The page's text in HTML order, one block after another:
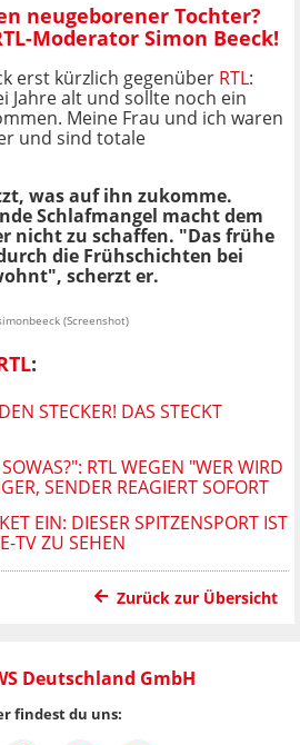
neugeborener Tochter?
Moderator Simon Beeck!
erst kürzlich gegenüber RTL:
Jahre alt und sollte noch ein
Meine Frau und ich waren
und sind totale
was auf ihn zukomme.
Schlafmangel macht dem
nicht zu schaffen. "Das frühe
die Frühschichten bei
scherzt er.
(Screenshot)
:
STECKER! DAS STECKT
RTL WEGEN "WER WIRD
SENDER REAGIERT SOFORT
EIN: DIESER SPITZENSPORT IST
TV ZU SEHEN
Zurück zur Übersicht
Deutschland GmbH
findest du uns: